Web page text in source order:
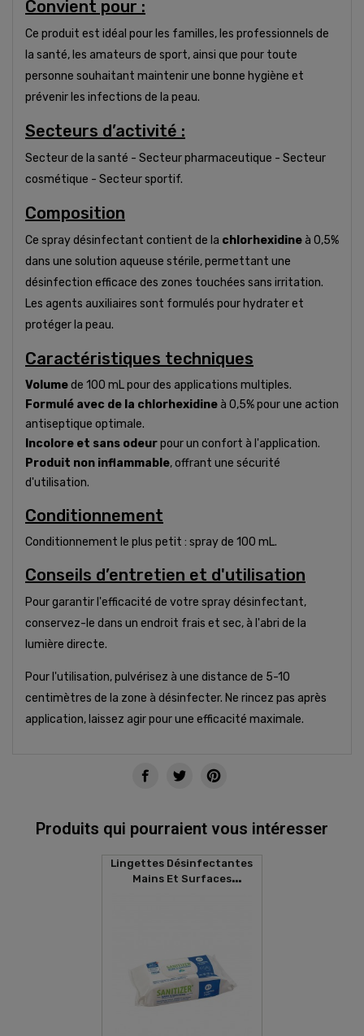
Convient pour :
Ce produit est idéal pour les familles, les professionnels de
la santé, les amateurs de sport, ainsi que pour toute
personne souhaitant maintenir une bonne hygiène et
prévenir les infections de la peau.
Secteurs d’activité :
Secteur de la santé - Secteur pharmaceutique - Secteur
cosmétique - Secteur sportif.
Composition
Ce spray désinfectant contient de la chlorhexidineà 0,5%
dans une solution aqueuse stérile, permettant une
désinfection efficace des zones touchées sans irritation.
Les agents auxiliaires sont formulés pour hydrater et
protéger la peau.
Caractéristiques techniques
Volumede 100 mL pour des applications multiples.
Formulé avec de la chlorhexidineà 0,5% pour une action
antiseptique optimale.
Incolore et sans odeurpour un confort à l'application.
Produit non inflammable, offrant une sécurité
d'utilisation.
Conditionnement
Conditionnement le plus petit : spray de 100 mL.
Conseils d’entretien et d'utilisation
Pour garantir l'efficacité de votre spray désinfectant,
conservez-le dans un endroit frais et sec, à l'abri de la
lumière directe.
Pour l'utilisation, pulvérisez à une distance de 5-10
centimètres de la zone à désinfecter. Ne rincez pas après
application, laissez agir pour une efficacité maximale.
Produits qui pourraient vous intéresser
Lingettes Désinfectantes
Mains Et Surfaces